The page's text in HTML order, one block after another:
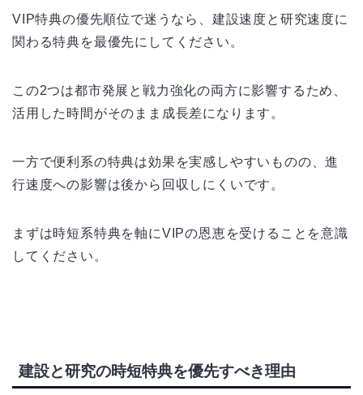
VIP特典の優先順位で迷うなら、建設速度と研究速度に
関わる特典を最優先にしてください。
この2つは都市発展と戦力強化の両方に影響するため、
活用した時間がそのまま成長差になります。
一方で便利系の特典は効果を実感しやすいものの、進
行速度への影響は後から回収しにくいです。
まずは時短系特典を軸にVIPの恩恵を受けることを意識
してください。
建設と研究の時短特典を優先すべき理由